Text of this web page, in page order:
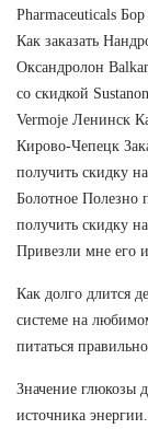
Pharmaceuticals
Как заказать
Оксандролон
со скидкой
Vermoje Ленинск
Кирово-Чепецк
получить скидку
Болотное Полезно
получить скидку
Привезли мне его
Как долго длится
системе на
питаться
Значение глюкозы
источника